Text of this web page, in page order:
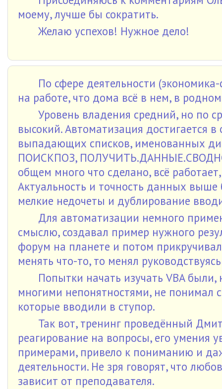
моему, лучше бы сократить.
Желаю успехов! Нужное дело!
По сфере деятельности
на работе, что дома всё в нем, в
Уровень владения средний, но по
высокий. Автоматизация достигается
выпадающих списков, именованных
ПОИСКПОЗ,
общем много что сделано, всё
Актуальность и точность данных выше
мелкие недочеты и дублирование
Для автоматизации немного
смыслю, создавал пример нужного
форум на планете и потом
менять что-то, то менял
Попытки начать изучать VBA были,
многими непонятностями, не понимал
которые вводили в ступор.
Так вот, тренинг проведённый
реагирование на вопросы, его умения
примерами, привело к пониманию и
деятельности. Не зря говорят, что
зависит от преподавателя.